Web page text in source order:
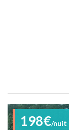
198€/nuit